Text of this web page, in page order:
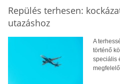
Repülés terhesen:
utazáshoz
A
történő
speciális